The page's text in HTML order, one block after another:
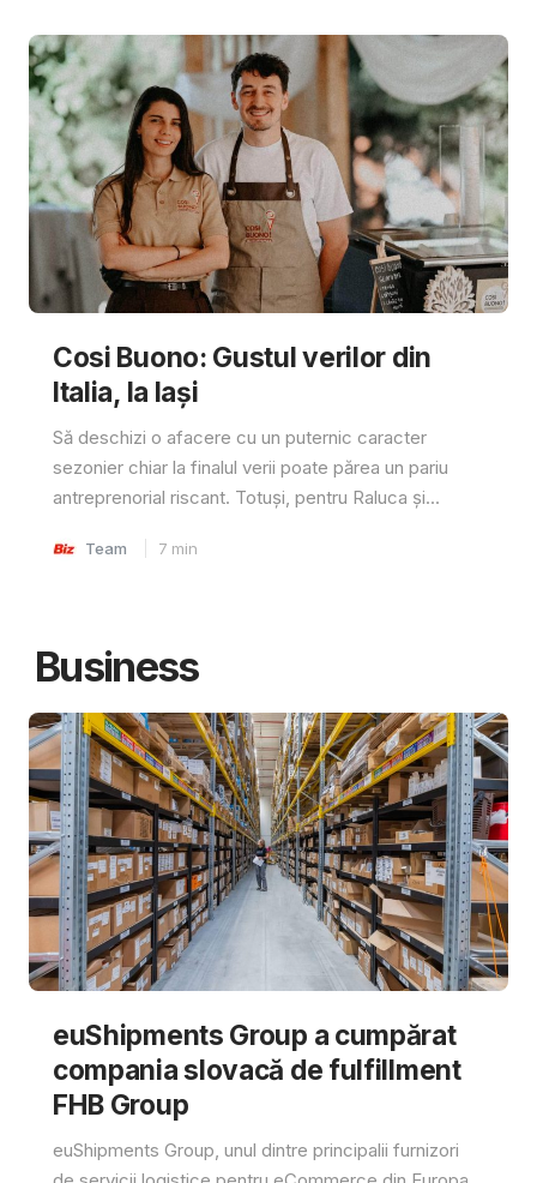
Cosi Buono: Gustul verilor din
Italia, la Iași
Să deschizi o afacere cu un puternic caracter
sezonier chiar la finalul verii poate părea un pariu
antreprenorial riscant. Totuși, pentru Raluca și...
Team 7 min
Business
euShipments Group a cumpărat
compania slovacă de fulfillment
FHB Group
euShipments Group, unul dintre principalii furnizori